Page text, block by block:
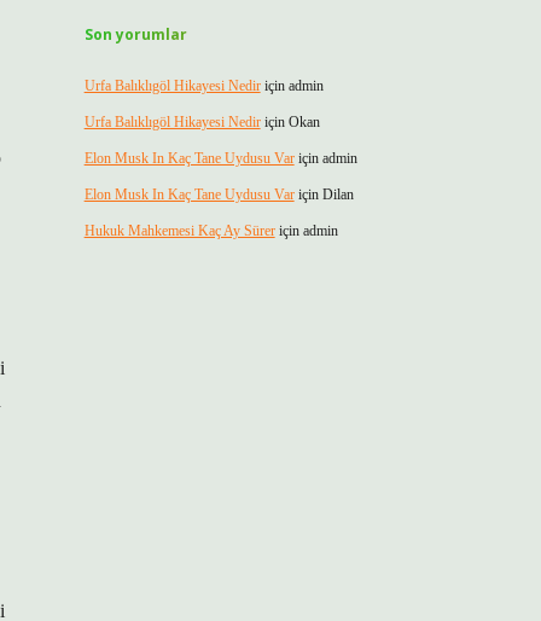
Son yorumlar
Urfa Balıklıgöl Hikayesi Nediriçin admin
Urfa Balıklıgöl Hikayesi Nediriçin Okan
Elon Musk In Kaç Tane Uydusu Variçin admin
Elon Musk In Kaç Tane Uydusu Variçin Dilan
Hukuk Mahkemesi Kaç Ay Süreriçin admin